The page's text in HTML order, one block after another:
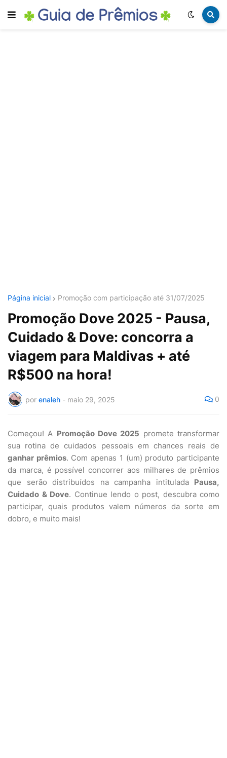
Página inicial Promoção com participação até 31/07/2025
Promoção Dove 2025 - Pausa,
Cuidado & Dove: concorra a
viagem para Maldivas + até
R$500 na hora!
por enaleh - maio 29, 2025 0
Começou! A Promoção Dove 2025 promete transformar
sua rotina de cuidados pessoais em chances reais de
ganhar prêmios. Com apenas 1 (um) produto participante
da marca, é possível concorrer aos milhares de prêmios
que serão distribuídos na campanha intitulada Pausa,
Cuidado & Dove. Continue lendo o post, descubra como
participar, quais produtos valem números da sorte em
dobro, e muito mais!